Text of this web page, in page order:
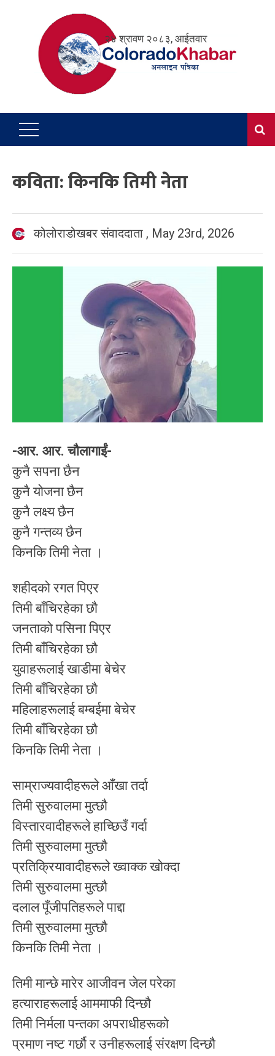
२४ श्रावण २०८३, आईतवार
कविता: किनकि तिमी नेता
कोलोराडोखबर संवाददाता , May 23rd, 2026
-आर. आर. चौलागाईं-
कुनै सपना छैन
कुनै योजना छैन
कुनै लक्ष्य छैन
कुनै गन्तव्य छैन
किनकि तिमी नेता ।
शहीदको रगत पिएर
तिमी बाँचिरहेका छौ
जनताको पसिना पिएर
तिमी बाँचिरहेका छौ
युवाहरूलाई खाडीमा बेचेर
तिमी बाँचिरहेका छौ
महिलाहरूलाई बम्बईमा बेचेर
तिमी बाँचिरहेका छौ
किनकि तिमी नेता ।
साम्राज्यवादीहरूले आँखा तर्दा
तिमी सुरुवालमा मुत्छौ
विस्तारवादीहरूले हाच्छिउँ गर्दा
तिमी सुरुवालमा मुत्छौ
प्रतिक्रियावादीहरूले ख्वाक्क खोक्दा
तिमी सुरुवालमा मुत्छौ
दलाल पूँजीपतिहरूले पाद्दा
तिमी सुरुवालमा मुत्छौ
किनकि तिमी नेता ।
तिमी मान्छे मारेर आजीवन जेल परेका
हत्याराहरूलाई आममाफी दिन्छौ
तिमी निर्मला पन्तका अपराधीहरूको
प्रमाण नष्ट गर्छौ र उनीहरूलाई संरक्षण दिन्छौ